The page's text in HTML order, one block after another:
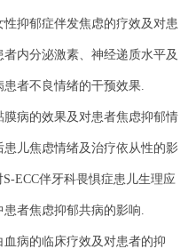
抑郁症伴发焦虑的疗效及对患
内分泌激素、神经递质水平及
者不良情绪的干预效果.
病的效果及对患者焦虑抑郁情
儿焦虑情绪及治疗依从性的影
ECC伴牙科畏惧症患儿生理应
.
者焦虑抑郁共病的影响.
病的临床疗效及对患者的抑